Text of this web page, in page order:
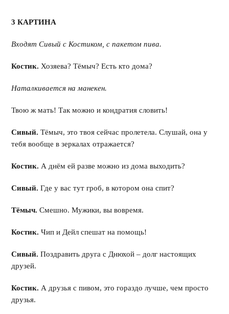
3 КАРТИНА
Входят Сивый с Костиком, с пакетом пива.
Костик. Хозяева? Тёмыч? Есть кто дома?
Наталкивается на манекен.
Твою ж мать! Так можно и кондратия словить!
Сивый. Тёмыч, это твоя сейчас пролетела. Слушай, она у
тебя вообще в зеркалах отражается?
Костик. А днём ей разве можно из дома выходить?
Сивый. Где у вас тут гроб, в котором она спит?
Тёмыч. Смешно. Мужики, вы вовремя.
Костик.Чип и Дейл спешат на помощь!
Сивый. Поздравить друга с Днюхой – долг настоящих
друзей.
Костик. А друзья с пивом, это гораздо лучше, чем просто
друзья.